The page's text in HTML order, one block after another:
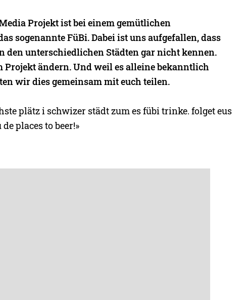
Projekt ist bei einem gemütlichen
sogenannte FüBi. Dabei ist uns aufgefallen, dass
den unterschiedlichen Städten gar nicht kennen.
ändern. Und weil es alleine bekanntlich
wir dies gemeinsam mit euch teilen.
plätz i schwizer städt zum es fübi trinke. folget eus
places to beer!»